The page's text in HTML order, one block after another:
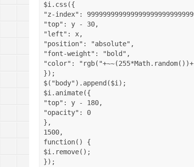
$i . css ({
"z-index" :
"top" : y - 30,
"left" : x,
"position" : "absolute" ,
"font-weight" : "bold" ,
"color" : "rgb("+~~(255*Math. random( ) )+
}) ;
$( "body" ) . append ($i ) ;
$i . animate({
"top" : y - 180,
"opacity" :
0
} ,
1500,
function( )
{
$i . remove( ) ;
}) ;